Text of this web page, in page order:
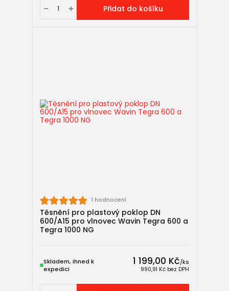
Přidat do košíku
1 hodnocení
Těsnění pro plastový poklop DN
600/A15 pro vlnovec Wavin Tegra 600 a
Tegra 1000 NG
1 199,00 Kč/ks
990,91 Kč bez DPH
Skladem, ihned k
expedici